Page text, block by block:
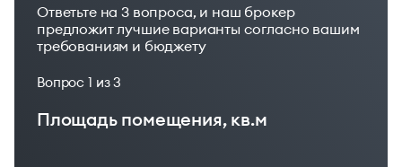
Ответьте на 3 вопроса, и наш брокер
предложит лучшие варианты согласно вашим
требованиям и бюджету
Вопрос 1 из 3
Площадь помещения, кв.м